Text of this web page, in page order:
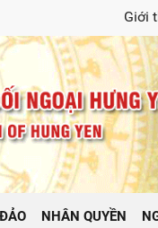
Giới
NHÂN QUYỀN